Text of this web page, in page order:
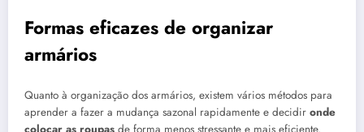
Formas eficazes de organizar
armários
Quanto à organização dos armários, existem vários métodos para
aprender a fazer a mudança sazonal rapidamente e decidir onde